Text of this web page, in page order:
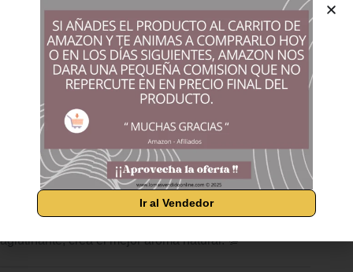
Comprar los productos más vendidos en tiendas online
MEZCLA DE ESPECIAS: cilantro, albahaca, apio, mejorana,
eneldo, tomillo, perejil, laurel, fenogreco, chile, cúrcuma 🌱
Porción de especias: al menos 10% ❗️ HAYA Y ROBLE SIN
CORTEZA CON ESPECIAS: PINI PELLETS № 6 BBQ hierbas
+ especias se elaboran según el estándar de más alta calidad
a partir de roble 100% puro y madera de haya sin corteza 🔥
MUY BUENAS PROPIEDADES CONTRA INCENDIOS PINI
PELLETS № 6 BBQ hierbas + especias se queman lentamente
y no solo proporcionan calor al asar, sino también un aroma
intenso que le da a su comida un sabor especial ♨️
PRODUCTO 100% NATURAL hecho de madera no tratada,
aglutinante, crea el mejor aroma natural. 💯
Ir al Vendedor